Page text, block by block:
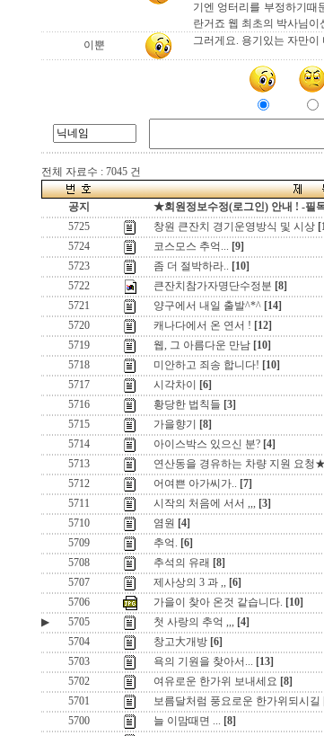
기엔 엉터리를 부정하기때
란거죠 웹 최초의 박사님이
이뿐 그러게요. 용기있는 자만이
전체 자료수 : 7045 건
공지 ★회원정보수정(로그인) 안내 ! -필
5725
창원 큰잔치 경기운영방식 및 시상
5724
코스모스 추억... [9]
5723
좀 더 절박하라.. [10]
5722
큰잔치참가자명단수정분 [8]
5721
양구에서 내일 출발^*^ [14]
5720
캐나다에서 온 연서 ! [12]
5719
웹, 그 아름다운 만남 [10]
5718
미안하고 죄송 합니다! [10]
5717
시각차이 [6]
5716
황당한 법칙들 [3]
5715
가을향기 [8]
5714
아이스박스 있으신 분? [4]
5713
연산동을 경유하는 차량 지원 요청★
5712
어여쁜 아가씨가.. [7]
5711
시작의 처음에 서서 ,,, [3]
5710
염원 [4]
5709
추억. [6]
5708
추석의 유래 [8]
5707
제사상의 3 과 ,, [6]
5706
가을이 찾아 온것 같습니다. [10]
▶
5705 첫 사랑의 추억 ,,, [4]
5704
창고大개방 [6]
5703
욕의 기원을 찾아서... [13]
5702
여유로운 한가위 보내세요 [8]
5701
보름달처럼 풍요로운 한가위되시길
5700
늘 이맘때면 ... [8]